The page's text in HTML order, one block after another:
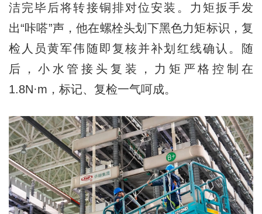
洁完毕后将转接铜排对位安装。力矩扳手发
出“咔嗒”声，他在螺栓头划下黑色力矩标识，复
检人员黄军伟随即复核并补划红线确认。随
后，小水管接头复装，力矩严格控制在
1.8N·m，标记、复检一气呵成。